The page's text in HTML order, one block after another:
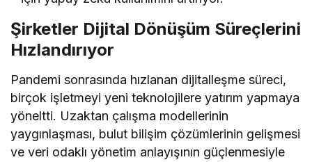
Şirketler Dijital Dönüşüm Süreçlerini
Hızlandırıyor
Pandemi sonrasında hızlanan dijitalleşme süreci,
birçok işletmeyi yeni teknolojilere yatırım yapmaya
yöneltti. Uzaktan çalışma modellerinin
yaygınlaşması, bulut bilişim çözümlerinin gelişmesi
ve veri odaklı yönetim anlayışının güçlenmesiyle